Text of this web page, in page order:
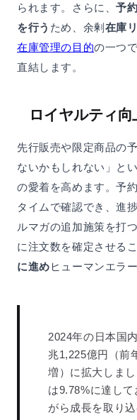
られます。さらに、予
を行う ため、余剰 在庫
在庫管理の目的の一つ
直結します。
ロイヤルティ
先行販売や限定商品の
ないかもしれない」と
の愛着を高めます。予
タイムで確認でき、進
ルマガの追加施策を打
に注文数を確定させる
に進め ヒューマンエラ
2024年の日本国
兆1,225億円（前
増）に拡大しま
は9.78%に達し
がら成長を取り